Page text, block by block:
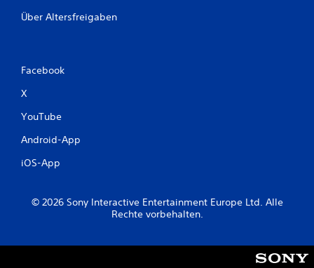
Über Altersfreigaben
Facebook
X
YouTube
Android-App
iOS-App
© 2026 Sony Interactive Entertainment Europe Ltd. Alle
Rechte vorbehalten.